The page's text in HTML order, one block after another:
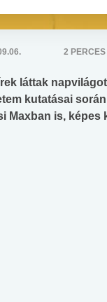
2
láttak
kutatásai
Maxban is,